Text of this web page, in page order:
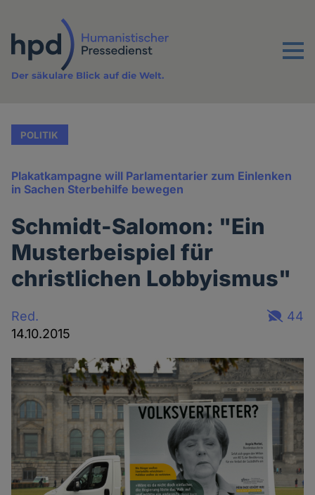
Inhalt
Menu
Der säkulare Blick auf die Welt.
POLITIK
Plakatkampagne will Parlamentarier zum Einlenken
in Sachen Sterbehilfe bewegen
Schmidt-Salomon: "Ein
Musterbeispiel für
christlichen Lobbyismus"
Red.
14.10.2015
44